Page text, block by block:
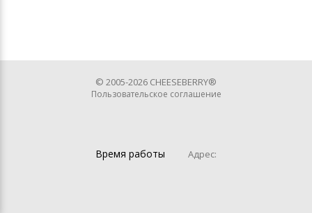
© 2005-2026 CHEESEBERRY®
Пользовательское соглашение
Время работы Адрес: